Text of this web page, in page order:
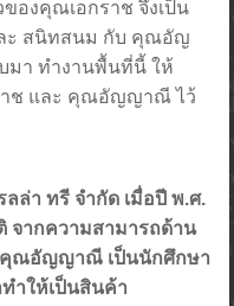
ของคุณเอกราช จึงเป็น
ะ สนิทสนม กับ คุณอัญ
มา ทำงานพื้นที่นี้ ให้
าช และ คุณอัญญาณี ไว้
า ทรี จำกัด เมื่อปี พ.ศ.
จากความสามารถด้าน
คุณอัญญาณี เป็นนักศึกษา
ำให้เป็นสินค้า